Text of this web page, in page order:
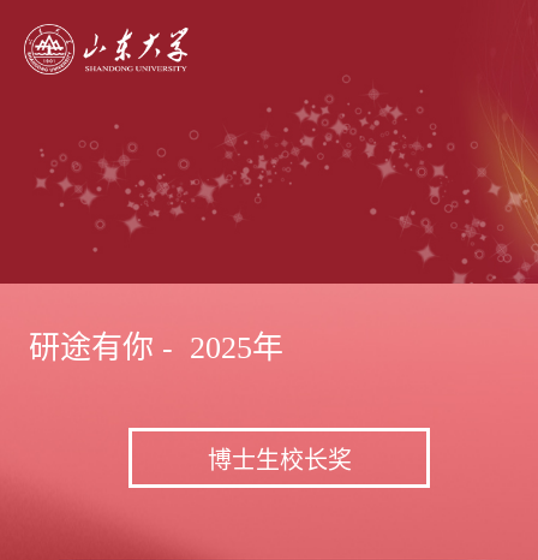
研途有你 - 2025年
博士生校长奖